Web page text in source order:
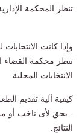
تنظر المحكمة
وإذا كانت
تنظر محكمة القضاء
الانتخابات المحلية.
كيفية آلية تقديم
- يحق لأى ناخب أو
النتائج.